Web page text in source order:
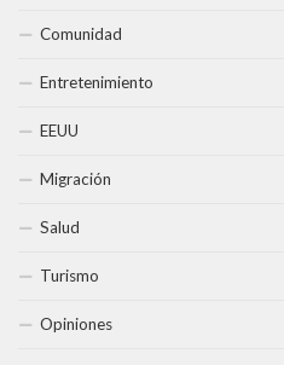
Comunidad
Entretenimiento
EEUU
Migración
Salud
Turismo
Opiniones